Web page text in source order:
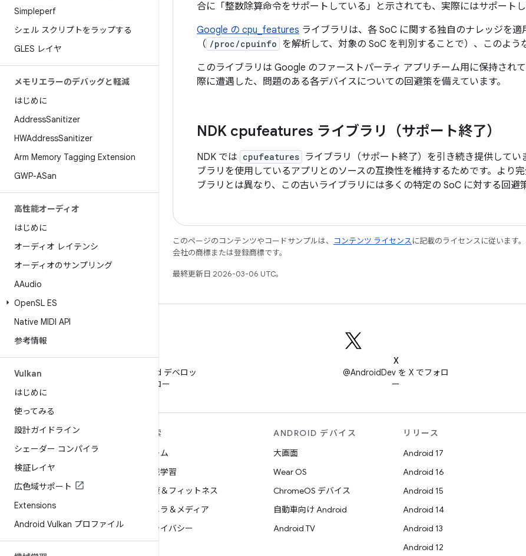
Simpleperf
シェル スクリプトをラップする
GLES レイヤ
メモリエラーのデバッグと軽減
はじめに
AddressSanitizer
HWAddressSanitizer
Arm Memory Tagging Extension
GWP-ASan
高性能オーディオ
はじめに
オーディオ レイテンシ
オーディオのサンプリング
AAudio
OpenSL ES
Native MIDI API
参考情報
Vulkan
はじめに
使ってみる
設計ガイドライン
シェーダー コンパイラ
検証レイヤ
広色域サポート
Extensions
Android Vulkan プロファイル
合に「整数除算命令をサポートしている」と示されても、実際にはサポートし
Google の cpu_features ライブラリは、各 SoC に関する独自のナレッジを適
（ /proc/cpuinfo を解析して、対象の SoC を判別することで）、このよう
このライブラリは Google のファーストパーティ アプリチーム用に保持され
際に遭遇した、問題のある各デバイスについての回避策を備えています。
NDK cpufeatures ライブラリ（サポート終了）
NDK では cpufeatures ライブラリ（サポート終了）を引き続き提供してい
ブラリを使用しているアプリとのソースの互換性を維持するためです。より
ブラリとは異なり、この古いライブラリには多くの特定の SoC に対する回避
このページのコンテンツやコードサンプルは、 コンテンツ ライセンスに記載のライセンスに従います
会社の商標または登録商標です。
最終更新日 2026-03-06 UTC。
WeChat
WeChat で Android デベロッ
パーをフォロー
X
@AndroidDev を X でフォロ
ー
ANDROID の詳細
Android
エンタープライズ向け Android
セキュリティ
ソース
ニュース
探索
ゲーム
機械学習
健康＆フィットネス
カメラ＆メディア
プライバシー
ANDROID デバイス
大画面
Wear OS
ChromeOS デバイス
自動車向け Android
Android TV
リリース
Android 17
Android 16
Android 15
Android 14
Android 13
Android 12